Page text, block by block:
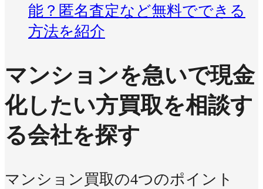
能？匿名査定など無料でできる
方法を紹介
マンションを急いで現金
化したい方買取を相談す
る会社を探す
マンション買取の4つのポイント